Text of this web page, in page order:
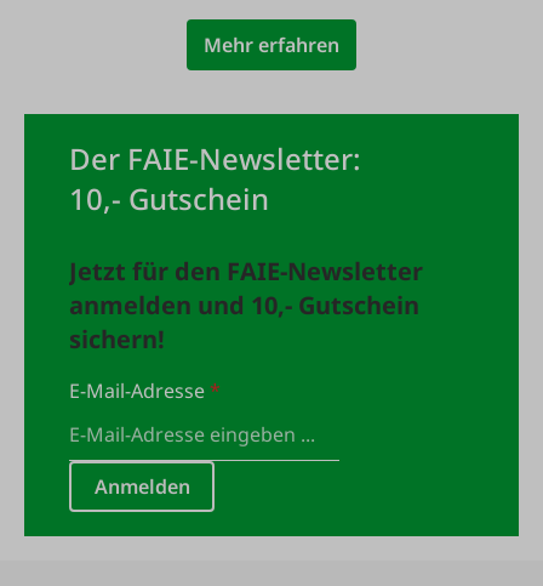
Mehr erfahren
Der FAIE-Newsletter:
10,- Gutschein
Jetzt für den FAIE-Newsletter
anmelden und 10,- Gutschein
sichern!
E-Mail-Adresse*
Anmelden